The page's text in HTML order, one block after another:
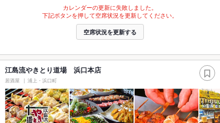
カレンダーの更新に失敗しました。
下記ボタンを押して空席状況を更新してください。
空席状況を更新する
江島流やきとり道場 浜口本店
居酒屋 浦上・浜口町